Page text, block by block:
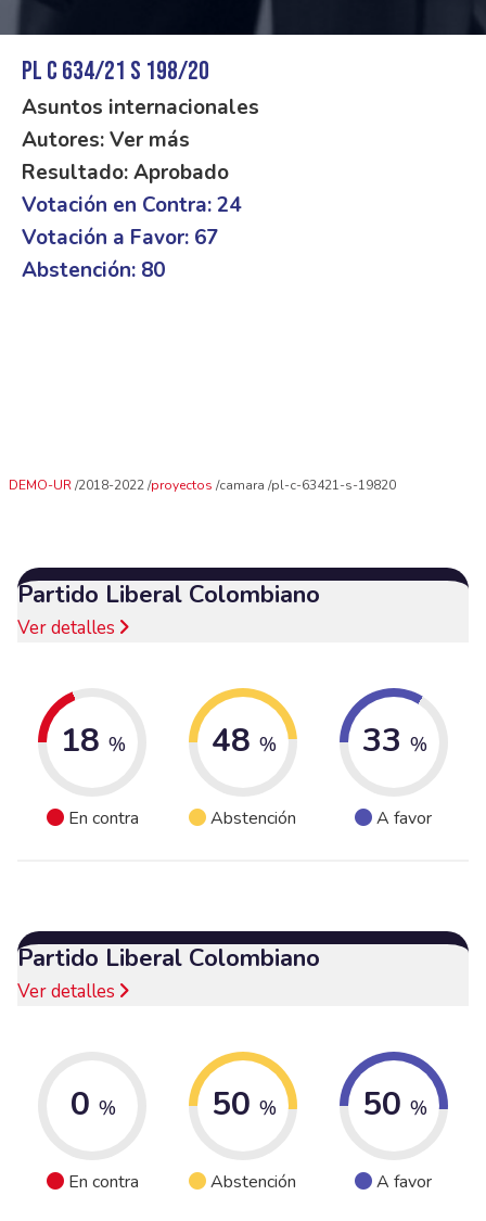
PL C 634/21 S 198/20
Asuntos internacionales
Autores: Ver más
Resultado: Aprobado
Votación en Contra: 24
Votación a Favor: 67
Abstención: 80
DEMO-UR 2018-2022 proyectos camara pl-c-63421-s-19820
Partido Liberal Colombiano
Ver detalles
18 %
En contra
48 %
Abstención
33 %
A favor
Partido Liberal Colombiano
Ver detalles
0 %
En contra
50 %
Abstención
50 %
A favor